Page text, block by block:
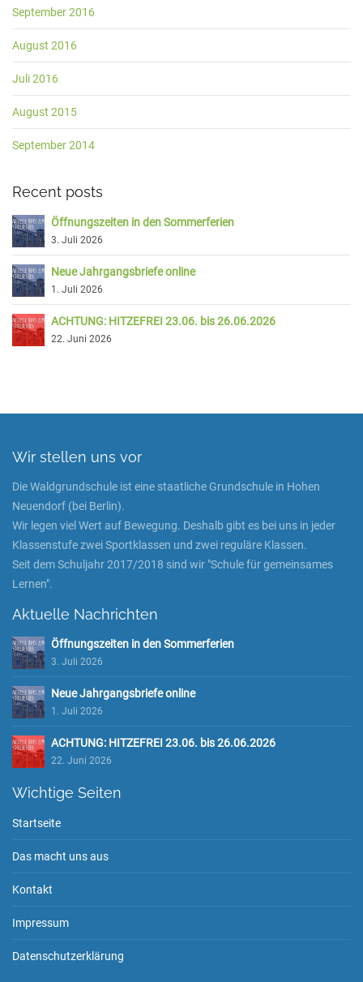
September 2016
August 2016
Juli 2016
August 2015
September 2014
Recent posts
Öffnungszeiten in den Sommerferien
3. Juli 2026
Neue Jahrgangsbriefe online
1. Juli 2026
ACHTUNG: HITZEFREI 23.06. bis 26.06.2026
22. Juni 2026
Wir stellen uns vor
Die Waldgrundschule ist eine staatliche Grundschule in Hohen
Neuendorf (bei Berlin).
Wir legen viel Wert auf Bewegung. Deshalb gibt es bei uns in jeder
Klassenstufe zwei Sportklassen und zwei reguläre Klassen.
Seit dem Schuljahr 2017/2018 sind wir "Schule für gemeinsames
Lernen".
Aktuelle Nachrichten
Öffnungszeiten in den Sommerferien
3. Juli 2026
Neue Jahrgangsbriefe online
1. Juli 2026
ACHTUNG: HITZEFREI 23.06. bis 26.06.2026
22. Juni 2026
Wichtige Seiten
Startseite
Das macht uns aus
Kontakt
Impressum
Datenschutzerklärung